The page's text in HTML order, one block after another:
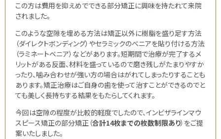
この方は費用を抑えめでできる部分矯正に興味を持たれて来院
されました。
このような空隙を埋める方法は矯正以外に樹脂を盛り足す方法
（ダイレクトボンディング）やセラミックのべニアを貼り付ける方法
（ラミネートべニア）などがあります。短期間で治療が完了するメ
リットがある反面、材料を盛っているので磨き残しがたまりやすか
ったり、噛み合わせが強い方の場合はがれてしまったりすることも
あります。矯正治療はご自身の歯を使って治すことができるのでと
ても美しく長持ちする結果をもたらしてくれます。
今回は空隙の程度が比較的軽度でしたので、インビザラインマウ
スピース矯正の部分矯正（合計14枚までの枚数制限あり）をご提
案いたしました。